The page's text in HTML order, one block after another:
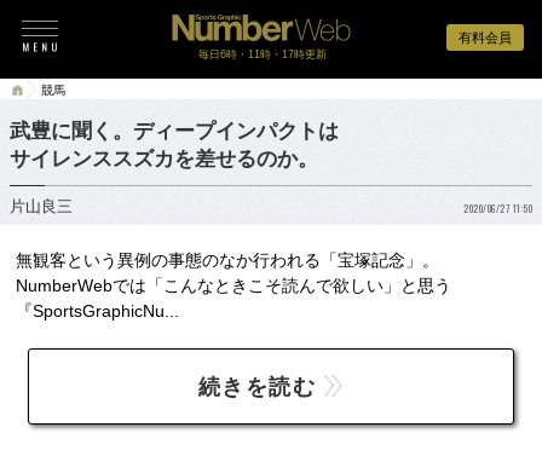
有料会員
毎日6時・11時・17時更新
競馬
武豊に聞く。ディープインパクトは
サイレンススズカを差せるのか。
片山良三 2020/06/27 11:50
無観客という異例の事態のなか行われる「宝塚記念」。
NumberWebでは「こんなときこそ読んで欲しい」と思う
『SportsGraphicNu...
続きを読む